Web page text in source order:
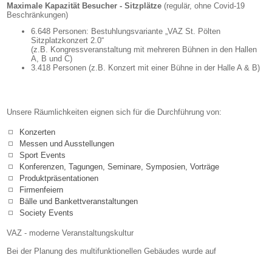
Maximale Kapazität Besucher - Sitzplätze (regulär, ohne Covid-19
Beschränkungen)
6.648 Personen: Bestuhlungsvariante „VAZ St. Pölten
Sitzplatzkonzert 2.0“
(z.B. Kongressveranstaltung mit mehreren Bühnen in den Hallen
A, B und C)
3.418 Personen (z.B. Konzert mit einer Bühne in der Halle A & B)
Unsere Räumlichkeiten eignen sich für die Durchführung von:
Konzerten
Messen und Ausstellungen
Sport Events
Konferenzen, Tagungen, Seminare, Symposien, Vorträge
Produktpräsentationen
Firmenfeiern
Bälle und Bankettveranstaltungen
Society Events
VAZ - moderne Veranstaltungskultur
Bei der Planung des multifunktionellen Gebäudes wurde auf